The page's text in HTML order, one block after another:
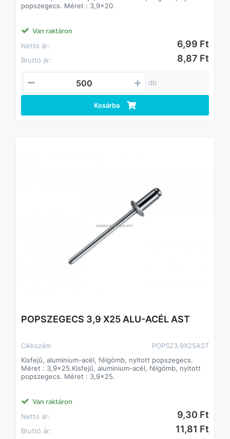
popszegecs. Méret : 3,9x20.
Van raktáron
Nettó ár:
6,99 Ft
Bruttó ár: 8,87 Ft
db
Kosárba
POPSZEGECS 3,9 X25 ALU-ACÉL AST
Cikkszám
POPSZ3.9X25AST
Kisfejű, aluminium-acél, félgömb, nyitott popszegecs.
Méret : 3,9x25.Kisfejű, aluminium-acél, félgömb, nyitott
popszegecs. Méret : 3,9x25.
Van raktáron
Nettó ár:
9,30 Ft
Bruttó ár: 11,81 Ft